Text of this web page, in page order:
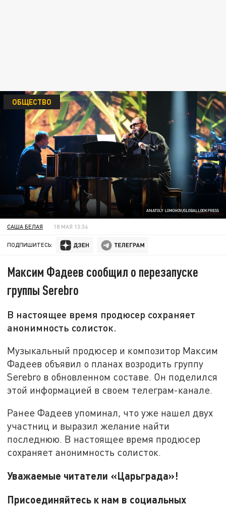
ANATOLY LOMOHOV/GLOBALLOOKPRESS
ОБЩЕСТВО
САША БЕЛАЯ 18 МАЯ 13:34
ПОДПИШИТЕСЬ:
Максим Фадеев сообщил о перезапуске
группы Serebro
В настоящее время продюсер сохраняет
анонимность солисток.
Музыкальный продюсер и композитор Максим
Фадеев объявил о планах возродить группу
Serebro в обновленном составе. Он поделился
этой информацией в своем телеграм-канале.
Ранее Фадеев упоминал, что уже нашел двух
участниц и выразил желание найти
последнюю. В настоящее время продюсер
сохраняет анонимность солисток.
Уважаемые читатели «Царьграда»!
Присоединяйтесь к нам в социальных